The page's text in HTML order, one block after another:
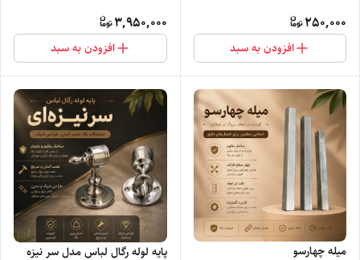
250,000
افزودن به سبد
3,950,000
افزودن به سبد
میله چهارسو
پایه لوله رگال لباس مدل سر نیزه